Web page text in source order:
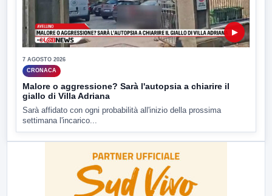
▶
7 AGOSTO 2026
CRONACA
Malore o aggressione? Sarà l'autopsia a chiarire il
giallo di Villa Adriana
Sarà affidato con ogni probabilità all'inizio della prossima
settimana l'incarico...